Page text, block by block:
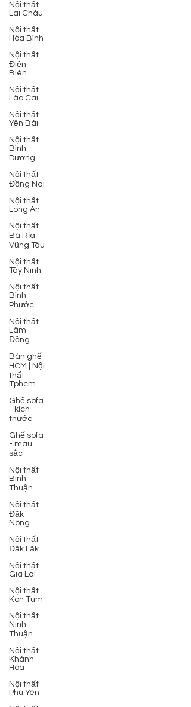
Nội thất
Lai Châu
Nội thất
Hòa Bình
Nội thất
Điện
Biên
Nội thất
Lào Cai
Nội thất
Yên Bái
Nội thất
Bình
Dương
Nội thất
Đồng Nai
Nội thất
Long An
Nội thất
Bà Rịa
Vũng Tàu
Nội thất
Tây Ninh
Nội thất
Bình
Phước
Nội thất
Lâm
Đồng
Bàn ghế
HCM | Nội
thất
Tphcm
Ghế sofa
- kích
thước
Ghế sofa
- màu
sắc
Nội thất
Bình
Thuận
Nội thất
Đăk
Nông
Nội thất
Đăk Lăk
Nội thất
Gia Lai
Nội thất
Kon Tum
Nội thất
Ninh
Thuận
Nội thất
Khánh
Hòa
Nội thất
Phú Yên